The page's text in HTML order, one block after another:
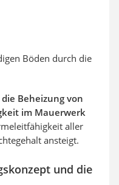
Böden durch die
Beheizung von
im Mauerwerk
aller
ansteigt.
und die